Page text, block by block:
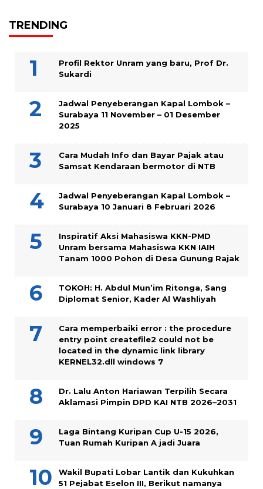
TRENDING
Profil Rektor Unram yang baru, Prof Dr.
Sukardi
Jadwal Penyeberangan Kapal Lombok –
Surabaya 11 November – 01 Desember
2025
Cara Mudah Info dan Bayar Pajak atau
Samsat Kendaraan bermotor di NTB
Jadwal Penyeberangan Kapal Lombok –
Surabaya 10 Januari 8 Februari 2026
Inspiratif Aksi Mahasiswa KKN-PMD
Unram bersama Mahasiswa KKN IAIH
Tanam 1000 Pohon di Desa Gunung Rajak
TOKOH: H. Abdul Mun’im Ritonga, Sang
Diplomat Senior, Kader Al Washliyah
Cara memperbaiki error : the procedure
entry point createfile2 could not be
located in the dynamic link library
KERNEL32.dll windows 7
Dr. Lalu Anton Hariawan Terpilih Secara
Aklamasi Pimpin DPD KAI NTB 2026–2031
Laga Bintang Kuripan Cup U-15 2026,
Tuan Rumah Kuripan A jadi Juara
Wakil Bupati Lobar Lantik dan Kukuhkan
51 Pejabat Eselon III, Berikut namanya